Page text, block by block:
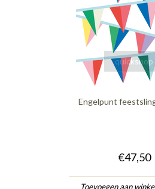
quickshop
Engelpunt
€47,50
Toevoegen aan